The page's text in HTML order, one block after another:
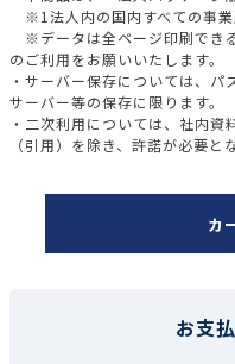
※1法人内の国内すべての事業
※データは全ページ印刷でき
のご利用をお願いいたします。
・サーバー保存については、
サーバー等の保存に限ります。
・二次利用については、社内
（引用）を除き、許諾が必要と
カ
お支